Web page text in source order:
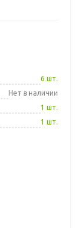
6 шт.
Нет в наличии
1 шт.
1 шт.